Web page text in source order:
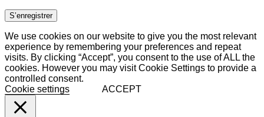
S’enregistrer
We use cookies on our website to give you the most relevant
experience by remembering your preferences and repeat
visits. By clicking “Accept”, you consent to the use of ALL the
cookies. However you may visit Cookie Settings to provide a
controlled consent.
Cookie settings
ACCEPT